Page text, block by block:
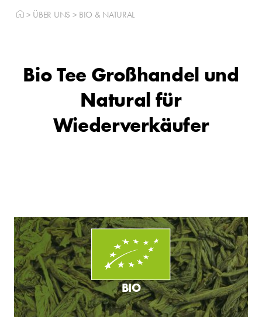
> ÜBER UNS > BIO & NATURAL
Bio Tee Großhandel und
Natural für
Wiederverkäufer
BIO